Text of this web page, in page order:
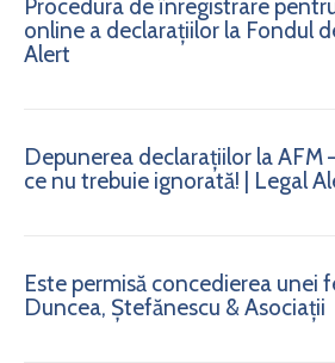
Procedura de înregistrare
online a declarațiilor la Fondul
Alert
Depunerea declarațiilor la AFM
ce nu trebuie ignorată! | Legal
Este permisă concedierea unei
Duncea, Ștefănescu & Asociații